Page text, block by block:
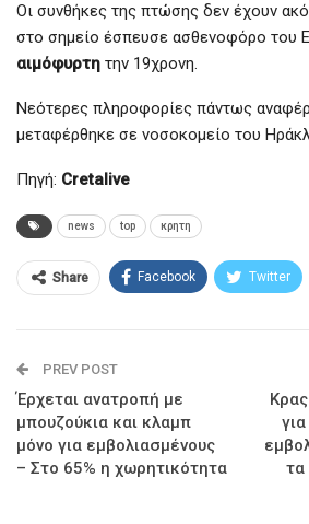
Οι συνθήκες της πτώσης δεν έχουν
στο σημείο έσπευσε ασθενοφόρο του
αιμόφυρτη την 19χρονη.
Νεότερες πληροφορίες πάντως
μεταφέρθηκε σε νοσοκομείο του
Πηγή: Cretalive
news top κρητη
Share Facebook Twitter
PREV POST
Έρχεται ανατροπή με
μπουζούκια και κλαμπ
μόνο για εμβολιασμένους
– Στο 65% η χωρητικότητα
τα